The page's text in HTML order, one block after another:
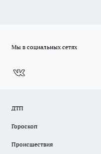
Мы в социальных сетях
ДТП
Гороскоп
Происшествия